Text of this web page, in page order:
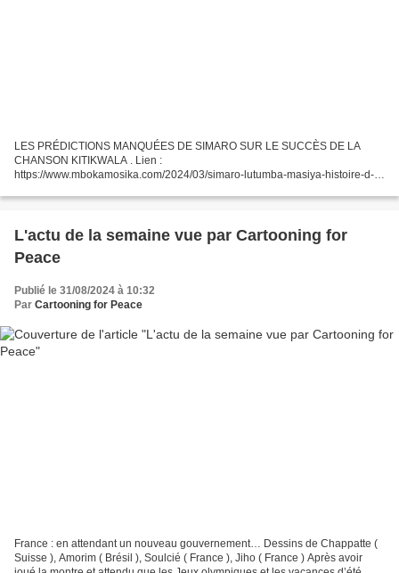
LES PRÉDICTIONS MANQUÉES DE SIMARO SUR LE SUCCÈS DE LA
CHANSON KITIKWALA . Lien :
https://www.mbokamosika.com/2024/03/simaro-lutumba-masiya-histoire-d-
côtoyer le Poète Lutumba qui...
L'actu de la semaine vue par Cartooning for
Peace
Publié le 31/08/2024 à 10:32
Par Cartooning for Peace
France : en attendant un nouveau gouvernement… Dessins de Chappatte (
Suisse ), Amorim ( Brésil ), Soulcié ( France ), Jiho ( France ) Après avoir